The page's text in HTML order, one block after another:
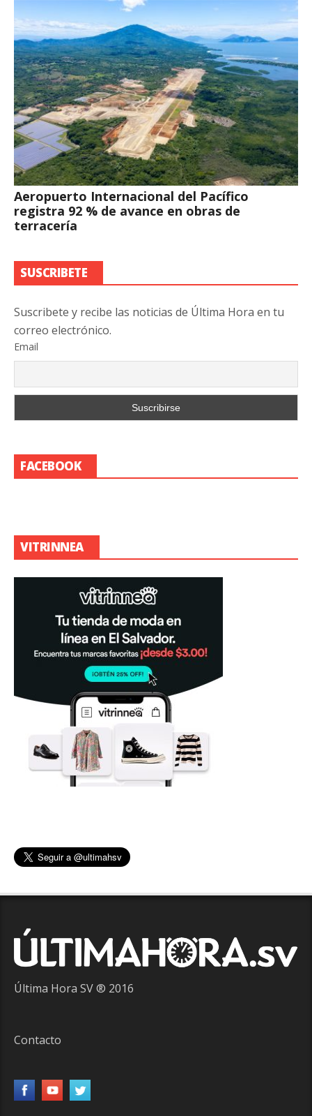
Aeropuerto Internacional del Pacífico
registra 92 % de avance en obras de
terracería
SUSCRIBETE
Suscribete y recibe las noticias de Última Hora en tu
correo electrónico.
Email
FACEBOOK
VITRINNEA
Última Hora SV ® 2016
Contacto